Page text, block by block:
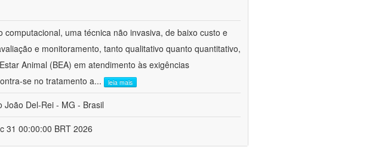
uma técnica não invasiva, de baixo custo e
e monitoramento, tanto qualitativo quanto quantitativo,
Animal (BEA) em atendimento às exigências
se no tratamento a... leia mais
João Del-Rei - MG - Brasil
31 00:00:00 BRT 2026